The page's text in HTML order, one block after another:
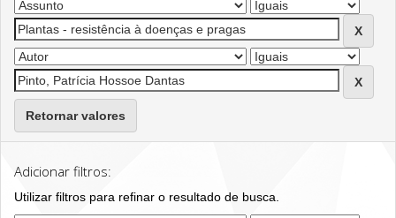
Retornar valores
Adicionar filtros:
Utilizar filtros para refinar o resultado de busca.